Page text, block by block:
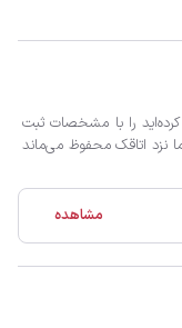
کرده‌اید را با مشخصات ثبت
نزد اتاقک محفوظ می‌ماند
مشاهده